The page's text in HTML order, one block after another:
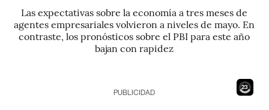
Las expectativas sobre la economía a tres meses de
agentes empresariales volvieron a niveles de mayo. En
contraste, los pronósticos sobre el PBI para este año
bajan con rapidez
21
PUBLICIDAD